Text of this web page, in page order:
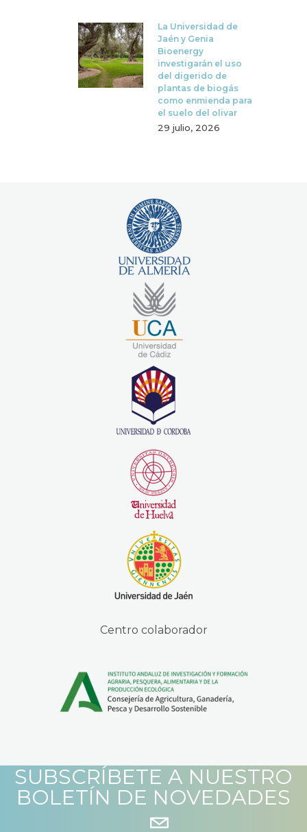
La Universidad de
Jaén y Genia
Bioenergy
investigarán el uso
del digerido de
plantas de biogás
como enmienda para
el suelo del olivar
29 julio, 2026
Centro colaborador
SUBSCRÍBETE A NUESTRO
BOLETÍN DE NOVEDADES